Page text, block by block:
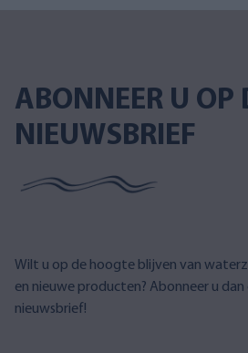
ABONNEER U OP
NIEUWSBRIEF
Wilt u op de hoogte blijven van
en nieuwe producten? Abonneer u
nieuwsbrief!